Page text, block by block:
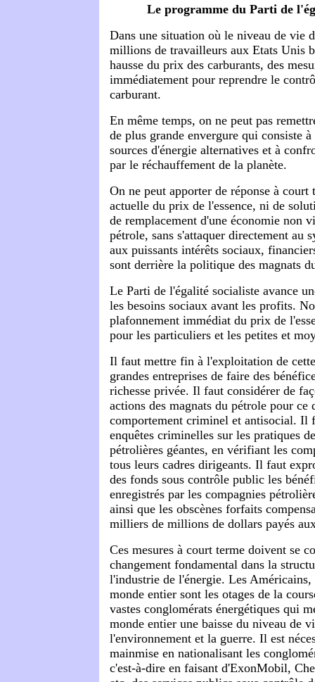
Le programme du Parti de
Dans une situation où le niveau de vie
millions de travailleurs aux Etats Unis
hausse du prix des carburants, des
immédiatement pour reprendre le
carburant.
En même temps, on ne peut pas
de plus grande envergure qui consiste
sources d'énergie alternatives et à
par le réchauffement de la planète.
On ne peut apporter de réponse à court
actuelle du prix de l'essence, ni de
de remplacement d'une économie non
pétrole, sans s'attaquer directement au
aux puissants intérêts sociaux,
sont derrière la politique des magnats
Le Parti de l'égalité socialiste avance
les besoins sociaux avant les profits.
plafonnement immédiat du prix de
pour les particuliers et les petites et
Il faut mettre fin à l'exploitation de
grandes entreprises de faire des
richesse privée. Il faut considérer de
actions des magnats du pétrole pour ce
comportement criminel et antisocial. Il
enquêtes criminelles sur les pratiques
pétrolières géantes, en vérifiant les
tous leurs cadres dirigeants. Il faut
des fonds sous contrôle public les
enregistrés par les compagnies
ainsi que les obscènes forfaits
milliers de millions de dollars payés
Ces mesures à court terme doivent se
changement fondamental dans la
l'industrie de l'énergie. Les
monde entier sont les otages de la
vastes conglomérats énergétiques qui
monde entier une baisse du niveau de
l'environnement et la guerre. Il est
mainmise en nationalisant les
c'est-à-dire en faisant d'ExonMobil,